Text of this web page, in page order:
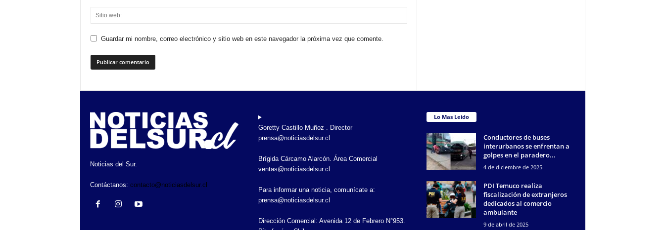
Guardar mi nombre, correo electrónico y sitio web en este navegador la próxima vez que comente.
Noticias del Sur.
Contáctanos: contacto@noticiasdelsur.cl
Goretty Castillo Muñoz . Director
prensa@noticiasdelsur.cl
Brígida Cárcamo Alarcón. Área Comercial
ventas@noticiasdelsur.cl
Para informar una noticia, comunícate a:
prensa@noticiasdelsur.cl
Dirección Comercial: Avenida 12 de Febrero N°953.
Lo Mas Leido
Conductores de buses
interurbanos se enfrentan a
golpes en el paradero...
4 de diciembre de 2025
PDI Temuco realiza
fiscalización de extranjeros
dedicados al comercio
ambulante
9 de abril de 2025